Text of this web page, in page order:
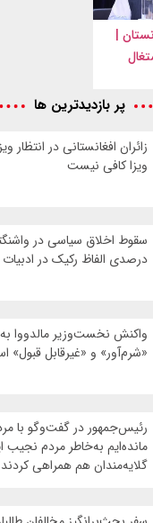
|
پر بازدیدترین ها
ویزا کافی نیست
درصدی الفاظ رکیک در
واکنش نخست‌وزیر مالدووا
«شرم‌آور» و «غیرقابل قبول»
رئیس‌جمهور در گفت‌وگو با
مانده‌ایم به‌خاطر مردم
گلایه‌مندان هم همراهی کردند